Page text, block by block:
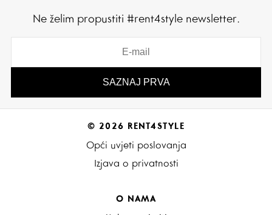
Ne želim propustiti #rent4style newsletter.
© 2026 RENT4STYLE
Opći uvjeti poslovanja
Izjava o privatnosti
O NAMA